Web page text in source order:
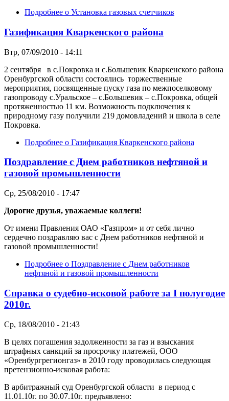
Подробнее о Установка газовых счетчиков
Газификация Кваркенского района
Втр, 07/09/2010 - 14:11
2 сентября в с.Покровка и с.Большевик Кваркенского района
Оренбургской области состоялись торжественные
мероприятия, посвященные пуску газа по межпоселковому
газопроводу с.Уральское – с.Большевик – с.Покровка, общей
протяженностью 11 км. Возможность подключения к
природному газу получили 219 домовладений и школа в селе
Покровка.
Подробнее о Газификация Кваркенского района
Поздравление с Днем работников нефтяной и
газовой промышленности
Ср, 25/08/2010 - 17:47
Дорогие друзья, уважаемые коллеги!
От имени Правления ОАО «Газпром» и от себя лично
сердечно поздравляю вас с Днем работников нефтяной и
газовой промышленности!
Подробнее о Поздравление с Днем работников
нефтяной и газовой промышленности
Справка о судебно-исковой работе за I полугодие
2010г.
Ср, 18/08/2010 - 21:43
В целях погашения задолженности за газ и взыскания
штрафных санкций за просрочку платежей, ООО
«Оренбургрегионгаз» в 2010 году проводилась следующая
претензионно-исковая работа:
В арбитражный суд Оренбургской области в период с
11.01.10г. по 30.07.10г. предъявлено: